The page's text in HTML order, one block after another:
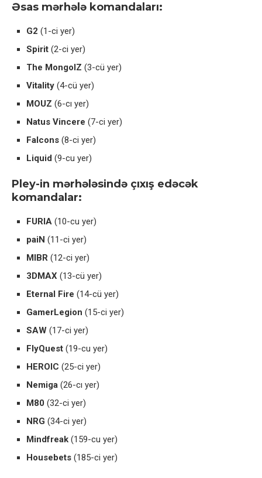
Əsas mərhələ komandaları:
G2 (1-ci yer)
Spirit (2-ci yer)
The MongolZ (3-cü yer)
Vitality (4-cü yer)
MOUZ (6-cı yer)
Natus Vincere (7-ci yer)
Falcons (8-ci yer)
Liquid (9-cu yer)
Pley-in mərhələsində çıxış edəcək
komandalar:
FURIA (10-cu yer)
paiN (11-ci yer)
MIBR (12-ci yer)
3DMAX (13-cü yer)
Eternal Fire (14-cü yer)
GamerLegion (15-ci yer)
SAW (17-ci yer)
FlyQuest (19-cu yer)
HEROIC (25-ci yer)
Nemiga (26-cı yer)
M80 (32-ci yer)
NRG (34-ci yer)
Mindfreak (159-cu yer)
Housebets (185-ci yer)